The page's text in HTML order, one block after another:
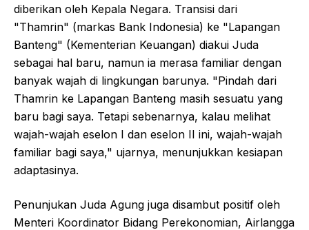
diberikan oleh Kepala Negara. Transisi dari
"Thamrin" (markas Bank Indonesia) ke "Lapangan
Banteng" (Kementerian Keuangan) diakui Juda
sebagai hal baru, namun ia merasa familiar dengan
banyak wajah di lingkungan barunya. "Pindah dari
Thamrin ke Lapangan Banteng masih sesuatu yang
baru bagi saya. Tetapi sebenarnya, kalau melihat
wajah-wajah eselon I dan eselon II ini, wajah-wajah
familiar bagi saya," ujarnya, menunjukkan kesiapan
adaptasinya.
Penunjukan Juda Agung juga disambut positif oleh
Menteri Koordinator Bidang Perekonomian, Airlangga